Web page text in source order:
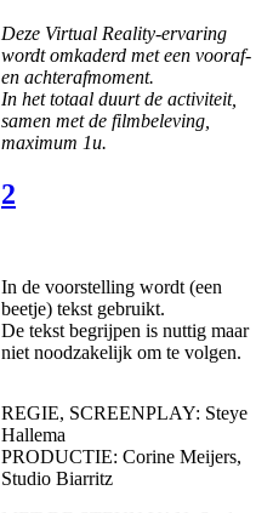
Deze Virtual Reality-ervaring
wordt omkaderd met een vooraf-
en achterafmoment.
In het totaal duurt de activiteit,
samen met de filmbeleving,
maximum 1u.
2
In de voorstelling wordt (een
beetje) tekst gebruikt.
De tekst begrijpen is nuttig maar
niet noodzakelijk om te volgen.
REGIE, SCREENPLAY: Steye
Hallema
PRODUCTIE: Corine Meijers,
Studio Biarritz